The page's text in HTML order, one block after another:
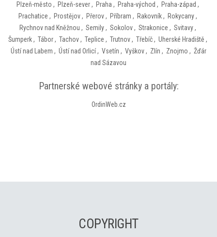
Plzeň-město , Plzeň-sever, Praha , Praha-východ , Praha-západ ,
Prachatice , Prostějov, Přerov, Příbram , Rakovník, Rokycany,
Rychnov nad Kněžnou , Semily, Sokolov, Strakonice , Svitavy,
Šumperk, Tábor, Tachov, Teplice , Trutnov, Třebíč, Uherské Hradiště ,
Ústí nad Labem , Ústí nad Orlicí, Vsetín , Vyškov, Zlín , Znojmo , Žďár
nad Sázavou
Partnerské webové stránky a portály:
OrdinWeb.cz
COPYRIGHT